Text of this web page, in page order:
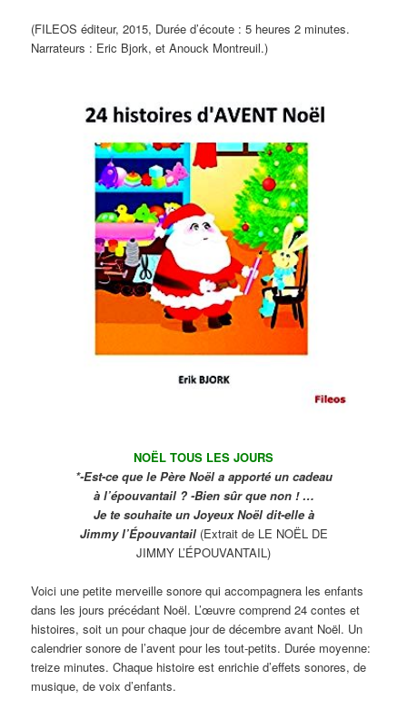
(FILEOS éditeur, 2015, Durée d’écoute : 5 heures 2 minutes.
Narrateurs : Eric Bjork, et Anouck Montreuil.)
NOËL TOUS LES JOURS
*-Est-ce que le Père Noël a apporté un cadeau
à l’épouvantail ? -Bien sûr que non ! …
Je te souhaite un Joyeux Noël dit-elle à
Jimmy l’Épouvantail (Extrait de LE NOËL DE
JIMMY L’ÉPOUVANTAIL)
Voici une petite merveille sonore qui accompagnera les enfants
dans les jours précédant Noël. L’œuvre comprend 24 contes et
histoires, soit un pour chaque jour de décembre avant Noël. Un
calendrier sonore de l’avent pour les tout-petits. Durée moyenne:
treize minutes. Chaque histoire est enrichie d’effets sonores, de
musique, de voix d’enfants.